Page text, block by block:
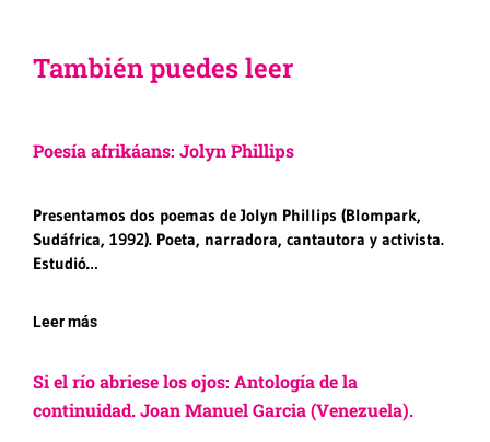
También puedes leer
Poesía afrikáans: Jolyn Phillips
Presentamos dos poemas de Jolyn Phillips (Blompark,
Sudáfrica, 1992). Poeta, narradora, cantautora y activista.
Estudió…
Leer más
Si el río abriese los ojos: Antología de la
continuidad. Joan Manuel Garcia (Venezuela).